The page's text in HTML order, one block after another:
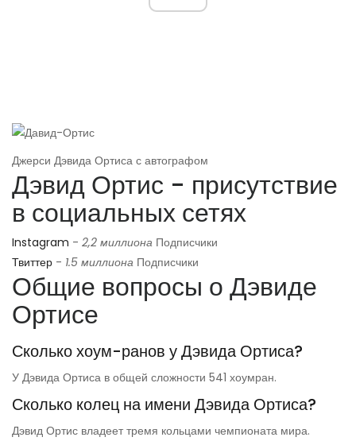
Джерси Дэвида Ортиса с автографом
Дэвид Ортис - присутствие
в социальных сетях
Instagram - 2,2 миллиона Подписчики
Твиттер - 1.5 миллиона Подписчики
Общие вопросы о Дэвиде
Ортисе
Сколько хоум-ранов у Дэвида Ортиса?
У Дэвида Ортиса в общей сложности 541 хоумран.
Сколько колец на имени Дэвида Ортиса?
Дэвид Ортис владеет тремя кольцами чемпионата мира.